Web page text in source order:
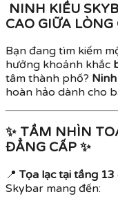
NINH KIỀU
CAO GIỮA
Bạn đang tìm kiếm
hưởng khoảnh khắc
tâm thành phố?
hoàn hảo dành cho
✨ TẦM NHÌN
ĐẲNG CẤP ✨
📍Tọa lạc tại tầng 13
Skybar mang đến: